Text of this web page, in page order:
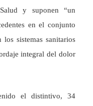
y suponen “un
en el conjunto
sistemas sanitarios
integral del dolor
el distintivo, 34